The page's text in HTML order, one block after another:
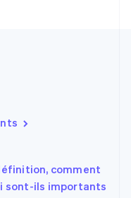
comment
sont-ils importants